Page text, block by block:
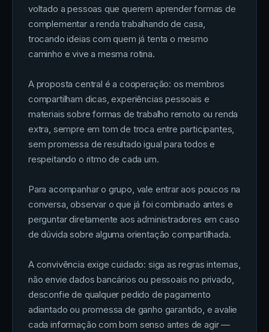
voltado a pessoas que querem aprender formas de
complementar a renda trabalhando de casa,
trocando ideias com quem já tenta o mesmo
caminho e vive a mesma rotina.
A proposta central é a cooperação: os membros
compartilham dicas, experiências pessoais e
materiais sobre formas de trabalho remoto ou renda
extra, sempre em tom de troca entre participantes,
sem promessa de resultado igual para todos e
respeitando o ritmo de cada um.
Para acompanhar o grupo, vale entrar aos poucos na
conversa, observar o que já foi combinado antes e
perguntar diretamente aos administradores em caso
de dúvida sobre alguma orientação compartilhada.
A convivência exige cuidado: siga as regras internas,
não envie dados bancários ou pessoais no privado,
desconfie de qualquer pedido de pagamento
adiantado ou promessa de ganho garantido, e avalie
cada informação com bom senso antes de agir —